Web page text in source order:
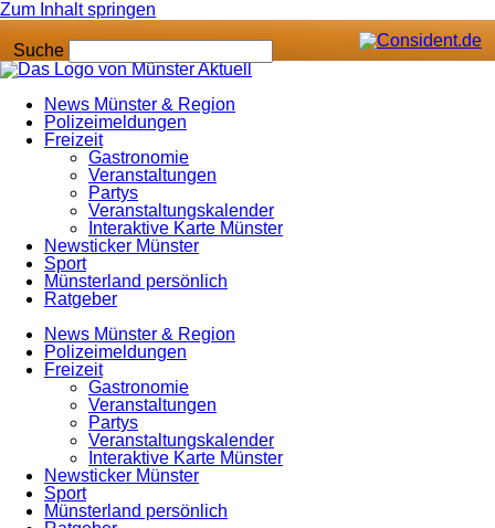
Zum Inhalt springen
Suche
News Münster & Region
Polizeimeldungen
Freizeit
Gastronomie
Veranstaltungen
Partys
Veranstaltungskalender
Interaktive Karte Münster
Newsticker Münster
Sport
Münsterland persönlich
Ratgeber
News Münster & Region
Polizeimeldungen
Freizeit
Gastronomie
Veranstaltungen
Partys
Veranstaltungskalender
Interaktive Karte Münster
Newsticker Münster
Sport
Münsterland persönlich